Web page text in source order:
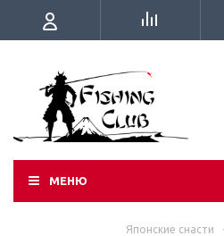
МЕНЮ
Японские снасти